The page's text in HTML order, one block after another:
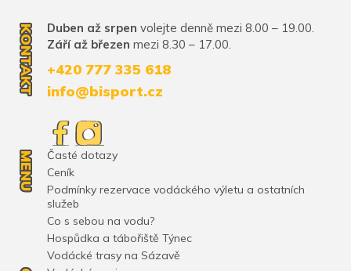
MENU
Časté dotazy
Ceník
Podmínky rezervace vodáckého výletu a ostatních
služeb
Co s sebou na vodu?
Hospůdka a tábořiště Týnec
Vodácké trasy na Sázavě
KONTAKT Duben až srpen volejte denně mezi 8.00 – 19.00.
Září až březen mezi 8.30 – 17.00.
+420 777 335 618
info@bisport.cz